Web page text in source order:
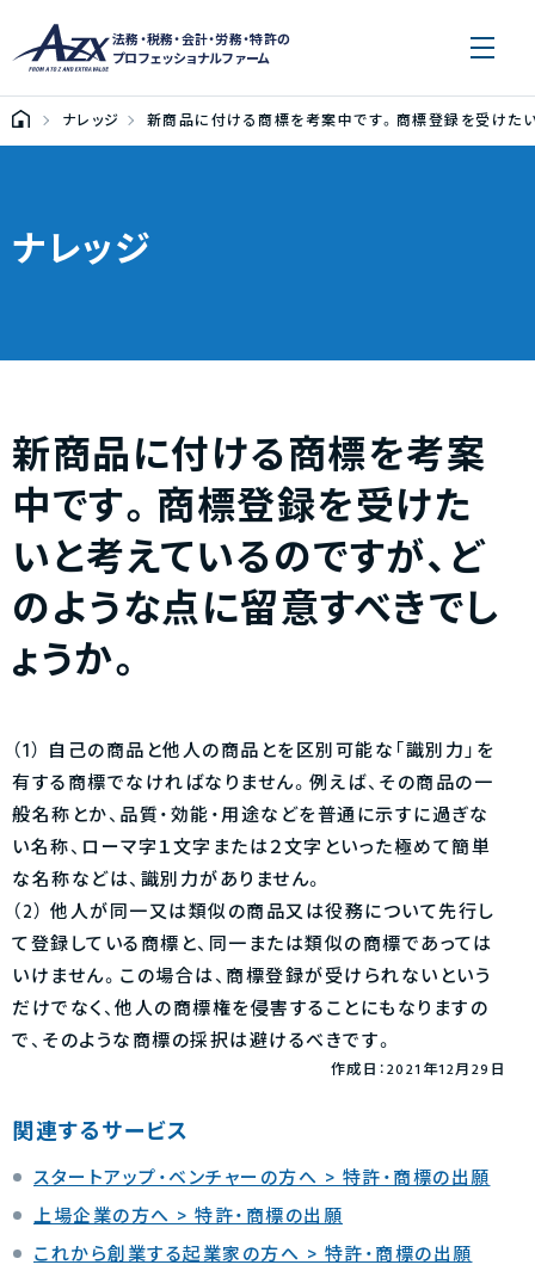
法務・税務・会計・労務・特許の
プロフェッショナルファーム
ナレッジ 新商品に付ける商標を考案中です。商標登録を受けた
ナレッジ
新商品に付ける商標を考案
中です。商標登録を受けた
いと考えているのですが、ど
のような点に留意すべきでし
ょうか。
（1） 自己の商品と他人の商品とを区別可能な「識別力」を
有する商標でなければなりません。例えば、その商品の一
般名称とか、品質・効能・用途などを普通に示すに過ぎな
い名称、ローマ字１文字または２文字といった極めて簡単
な名称などは、識別力がありません。
（2） 他人が同一又は類似の商品又は役務について先行し
て登録している商標と、同一または類似の商標であっては
いけません。この場合は、商標登録が受けられないという
だけでなく、他人の商標権を侵害することにもなりますの
で、そのような商標の採択は避けるべきです。
作成日：2021年12月29日
関連するサービス
スタートアップ・ベンチャーの方へ > 特許・商標の出願
上場企業の方へ > 特許・商標の出願
これから創業する起業家の方へ > 特許・商標の出願